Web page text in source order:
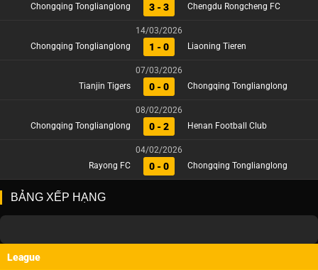
Chongqing Tonglianglong
3 - 3 Chengdu Rongcheng FC
14/03/2026
Chongqing Tonglianglong
1 - 0 Liaoning Tieren
07/03/2026
Tianjin Tigers
0 - 0 Chongqing Tonglianglong
08/02/2026
Chongqing Tonglianglong
0 - 2 Henan Football Club
04/02/2026
Rayong FC
0 - 0 Chongqing Tonglianglong
BẢNG XẾP HẠNG
League